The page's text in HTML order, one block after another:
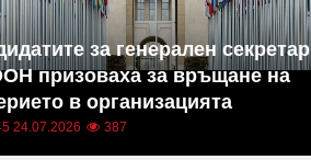
за генерален секретар
призоваха за връщане на
в организацията
24.07.2026 387